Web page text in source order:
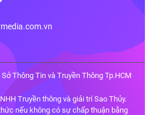
Thông Tin và Truyền Thông Tp.HCM
Truyền thông và giải trí Sao Thủy.
nếu không có sự chấp thuận bằng